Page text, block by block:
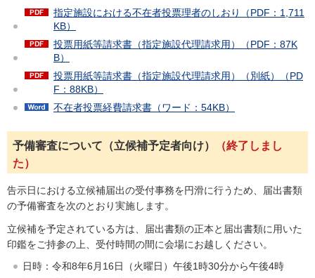
指定施設における不在者投票理者のしおり（PDF：1,711
KB）
投票用紙等請求書（指定施設代理請求用）（PDF：87K
B）
投票用紙等請求書（指定施設代理請求用）（別紙）（PD
F：88KB）
不在者投票経費請求書（ワード：54KB）
予備審査について（立候補予定者向け）
（終了しまし
た）
告示日における立候補届出の受付事務を円滑に行うため、届出書類
の予備審査を次のとおり実施します。
立候補を予定されている方は、届出書類の正本と届出書類に用いた
印鑑をご持参の上、受付時間の間に会場にお越しください。
日時：令和8年6月16日（火曜日）午後1時30分から午後4時